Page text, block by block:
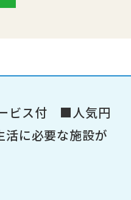
ビス付 ■人気円
に必要な施設が